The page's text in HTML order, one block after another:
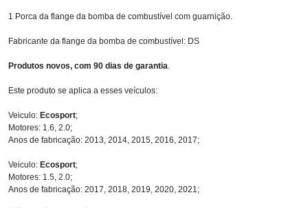
1 Porca da flange da bomba de combustível com guarnição.
Fabricante da flange da bomba de combustível: DS
Produtos novos, com 90 dias de garantia
Este produto se aplica a esses veículos:
Veiculo: Ecosport;
Motores: 1.6, 2.0;
Anos de fabricação: 2013, 2014, 2015, 2016, 2017;
Veiculo: Ecosport;
Motores: 1.5, 2.0;
Anos de fabricação: 2017, 2018, 2019, 2020, 2021;